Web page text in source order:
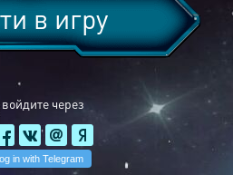
через
в игру